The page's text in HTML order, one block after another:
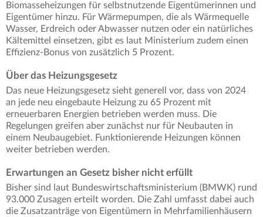
Biomasseheizungen für selbstnutzende Eigentümerinnen und
Eigentümer hinzu. Für Wärmepumpen, die als Wärmequelle
Wasser, Erdreich oder Abwasser nutzen oder ein natürliches
Kältemittel einsetzen, gibt es laut Ministerium zudem einen
Effizienz-Bonus von zusätzlich 5 Prozent.
Über das Heizungsgesetz
Das neue Heizungsgesetz sieht generell vor, dass von 2024
an jede neu eingebaute Heizung zu 65 Prozent mit
erneuerbaren Energien betrieben werden muss. Die
Regelungen greifen aber zunächst nur für Neubauten in
einem Neubaugebiet. Funktionierende Heizungen können
weiter betrieben werden.
Erwartungen an Gesetz bisher nicht erfüllt
Bisher sind laut Bundeswirtschaftsministerium (BMWK) rund
93.000 Zusagen erteilt worden. Die Zahl umfasst dabei auch
die Zusatzanträge von Eigentümern in Mehrfamilienhäusern